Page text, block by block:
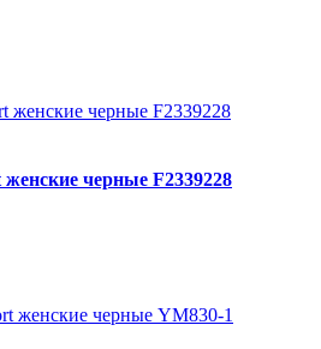
черные F2339228